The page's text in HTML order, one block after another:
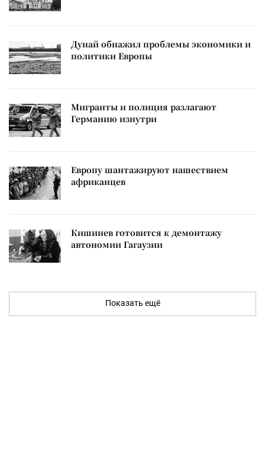
Дунай обнажил проблемы экономики и
политики Европы
Мигранты и полиция разлагают
Германию изнутри
Европу шантажируют нашествием
африканцев
Кишинев готовится к демонтажу
автономии Гагаузии
Показать ещё